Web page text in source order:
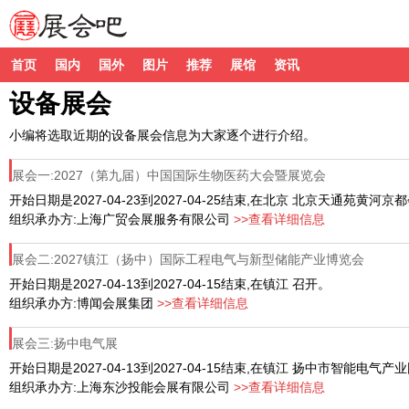
首页 国内 国外 图片 推荐 展馆 资讯
设备展会
小编将选取近期的设备展会信息为大家逐个进行介绍。
展会一:2027（第九届）中国国际生物医药大会暨展览会
开始日期是2027-04-23到2027-04-25结束,在北京 北京天通苑黄河京都
组织承办方:上海广贸会展服务有限公司 >>查看详细信息
展会二:2027镇江（扬中）国际工程电气与新型储能产业博览会
开始日期是2027-04-13到2027-04-15结束,在镇江 召开。
组织承办方:博闻会展集团 >>查看详细信息
展会三:扬中电气展
开始日期是2027-04-13到2027-04-15结束,在镇江 扬中市智能电气产业
组织承办方:上海东沙投能会展有限公司 >>查看详细信息